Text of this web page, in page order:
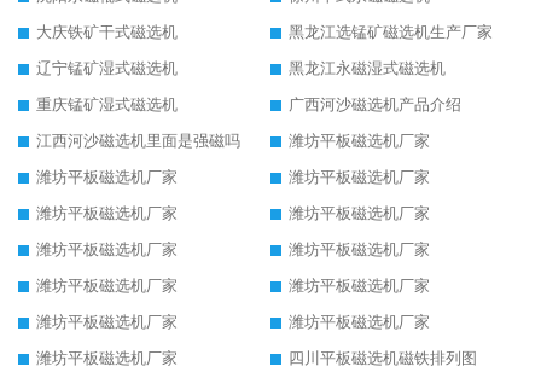
大庆铁矿干式磁选机
黑龙江选锰矿磁选机生产厂家
辽宁锰矿湿式磁选机
黑龙江永磁湿式磁选机
重庆锰矿湿式磁选机
广西河沙磁选机产品介绍
江西河沙磁选机里面是强磁吗
潍坊平板磁选机厂家
潍坊平板磁选机厂家
潍坊平板磁选机厂家
潍坊平板磁选机厂家
潍坊平板磁选机厂家
潍坊平板磁选机厂家
潍坊平板磁选机厂家
潍坊平板磁选机厂家
潍坊平板磁选机厂家
潍坊平板磁选机厂家
潍坊平板磁选机厂家
潍坊平板磁选机厂家
四川平板磁选机磁铁排列图